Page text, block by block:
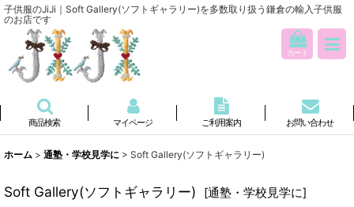
子供服のJiJi｜Soft Gallery(ソフトギャラリー)を多数取り扱う鎌倉の輸入子供服
のお店です
カート
商品検索 マイページ ご利用案内 お問い合わせ
ホーム > 通塾・学校見学に > Soft Gallery(ソフトギャラリー)
Soft Gallery(ソフトギャラリー) [通塾・学校見学に]